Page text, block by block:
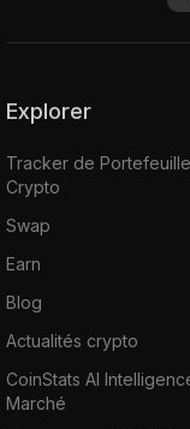
Explorer
Tracker de Portefeuille
Crypto
Swap
Earn
Blog
Actualités crypto
CoinStats AI
Marché